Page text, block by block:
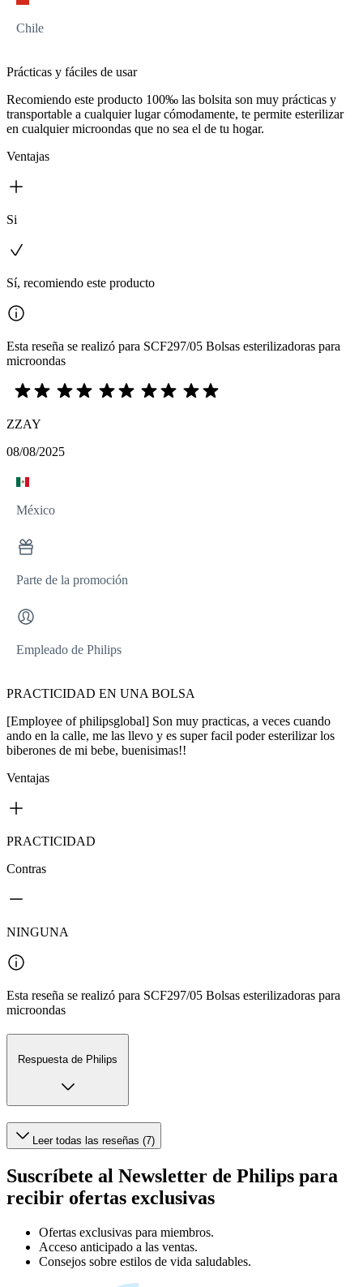
Chile
Prácticas y fáciles de usar
Recomiendo este producto 100‰ las bolsita son muy prácticas y
transportable a cualquier lugar cómodamente, te permite esterilizar
en cualquier microondas que no sea el de tu hogar.
Ventajas
Si
Sí, recomiendo este producto
Esta reseña se realizó para SCF297/05 Bolsas esterilizadoras para
microondas
ZZAY
08/08/2025
México
Parte de la promoción
Empleado de Philips
PRACTICIDAD EN UNA BOLSA
[Employee of philipsglobal] Son muy practicas, a veces cuando
ando en la calle, me las llevo y es super facil poder esterilizar los
biberones de mi bebe, buenisimas!!
Ventajas
PRACTICIDAD
Contras
NINGUNA
Esta reseña se realizó para SCF297/05 Bolsas esterilizadoras para
microondas
Respuesta de Philips
Leer todas las reseñas (7)
Suscríbete al Newsletter de Philips para
recibir ofertas exclusivas
Ofertas exclusivas para miembros.
Acceso anticipado a las ventas.
Consejos sobre estilos de vida saludables.